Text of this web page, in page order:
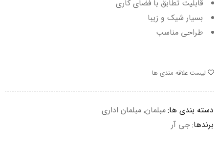
قابلیت تطابق با فضای کاری
بسیار شیک و زیبا
طراحی مناسب
لیست علاقه مندی ها
دسته بندی ها:مبلمان, مبلمان اداری
برندها:جی آر